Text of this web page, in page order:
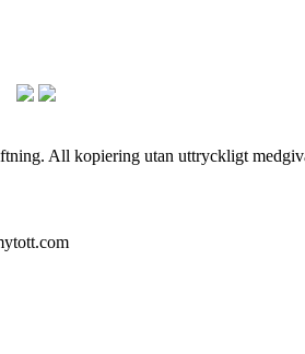
All kopiering utan uttryckligt